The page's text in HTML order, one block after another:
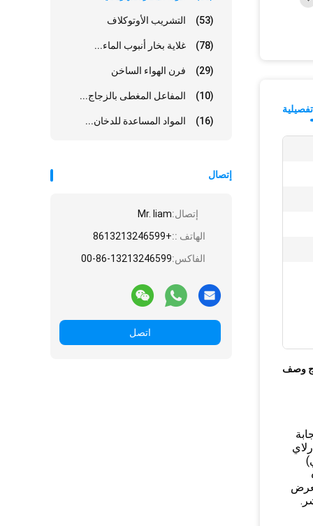
التشريب الأوتوكلاف (53)
غلاية بخار أنبوب الماء... (78)
فرن الهواء الساخن (29)
المفاعل المغطى بالزجاج... (10)
المواد المساعدة للدخان... (16)
إتصال
إتصال:Mr. liam
الهاتف ::+8613213246599
الفاكس:00-86-13213246599
اتصل
وصف